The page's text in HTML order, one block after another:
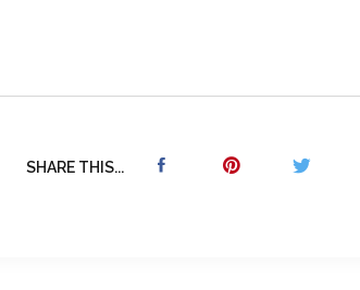
SHARE THIS...